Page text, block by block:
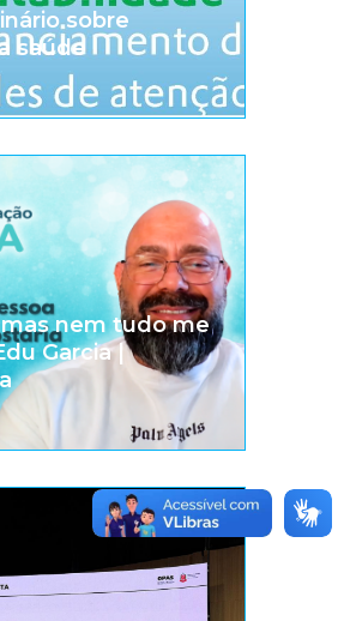
sobre
saúde
mas nem tudo me
Garcia |